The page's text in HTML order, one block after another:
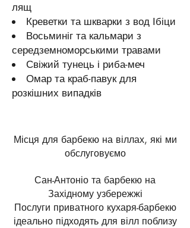
лящ
Креветки та шкварки з вод Ібіци
Восьминіг та кальмари з
середземноморськими травами
Свіжий тунець і риба-меч
Омар та краб-павук для
розкішних випадків
Місця для барбекю на віллах, які ми
обслуговуємо
Сан-Антоніо та барбекю на
Західному узбережжі
Послуги приватного кухаря-барбекю
ідеально підходять для вілл поблизу